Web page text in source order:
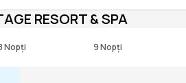
RESORT & SPA
Nopți 9 Nopți